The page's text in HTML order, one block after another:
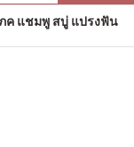
ค แชมพู สบู่ แปรงฟัน